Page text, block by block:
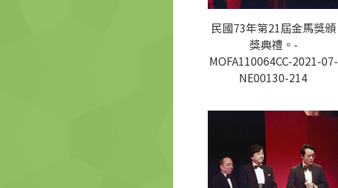
民國73年第21屆金馬獎頒
獎典禮。-
MOFA110064CC-2021-07-
NE00130-214